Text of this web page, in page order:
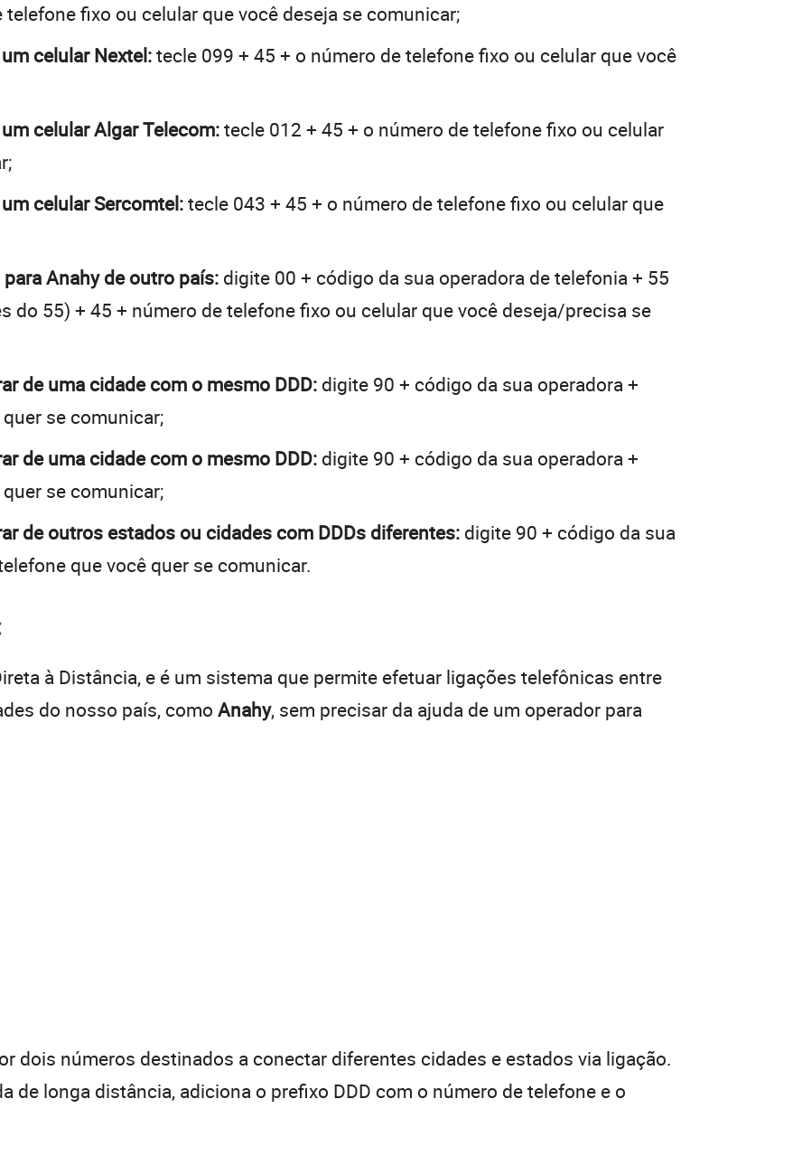
fixo ou celular que você deseja se comunicar;
celular Nextel:tecle 099 + 45 + o número de telefone fixo ou celular que você
celular Algar Telecom:tecle 012 + 45 + o número de telefone fixo ou celular
celular Sercomtel:tecle 043 + 45 + o número de telefone fixo ou celular que
Anahy de outro país: digite 00 + código da sua operadora de telefonia + 55
do 55) + 45 + número de telefone fixo ou celular que você deseja/precisa se
de uma cidade com o mesmo DDD: digite 90 + código da sua operadora +
se comunicar;
de uma cidade com o mesmo DDD: digite 90 + código da sua operadora +
se comunicar;
de outros estados ou cidades com DDDs diferentes: digite 90 + código da sua
que você quer se comunicar.
à Distância, e é um sistema que permite efetuar ligações telefônicas entre
do nosso país, como Anahy, sem precisar da ajuda de um operador para
dois números destinados a conectar diferentes cidades e estados via ligação.
de longa distância, adiciona o prefixo DDD com o número de telefone e o